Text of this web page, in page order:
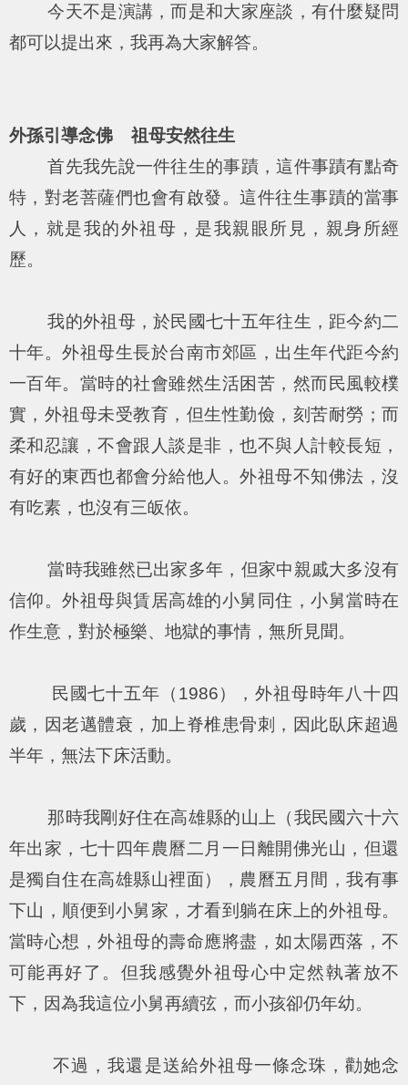
今天不是演講，而是和大家座談，有什麼疑問
都可以提出來，我再為大家解答。
外孫引導念佛 祖母安然往生
首先我先說一件往生的事蹟，這件事蹟有點奇
特，對老菩薩們也會有啟發。這件往生事蹟的當事
人，就是我的外祖母，是我親眼所見，親身所經
歷。
我的外祖母，於民國七十五年往生，距今約二
十年。外祖母生長於台南市郊區，出生年代距今約
一百年。當時的社會雖然生活困苦，然而民風較樸
實，外祖母未受教育，但生性勤儉，刻苦耐勞；而
柔和忍讓，不會跟人談是非，也不與人計較長短，
有好的東西也都會分給他人。外祖母不知佛法，沒
有吃素，也沒有三皈依。
當時我雖然已出家多年，但家中親戚大多沒有
信仰。外祖母與賃居高雄的小舅同住，小舅當時在
作生意，對於極樂、地獄的事情，無所見聞。
民國七十五年（1986），外祖母時年八十四
歲，因老邁體衰，加上脊椎患骨刺，因此臥床超過
半年，無法下床活動。
那時我剛好住在高雄縣的山上（我民國六十六
年出家，七十四年農曆二月一日離開佛光山，但還
是獨自住在高雄縣山裡面），農曆五月間，我有事
下山，順便到小舅家，才看到躺在床上的外祖母。
當時心想，外祖母的壽命應將盡，如太陽西落，不
可能再好了。但我感覺外祖母心中定然執著放不
下，因為我這位小舅再續弦，而小孩卻仍年幼。
不過，我還是送給外祖母一條念珠，勸她念